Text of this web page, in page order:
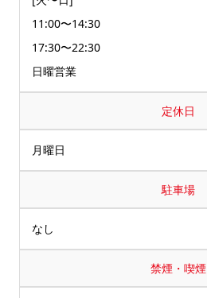
11:00〜14:30
17:30〜22:30
日曜営業
定休日
月曜日
駐車場
なし
禁煙・喫煙